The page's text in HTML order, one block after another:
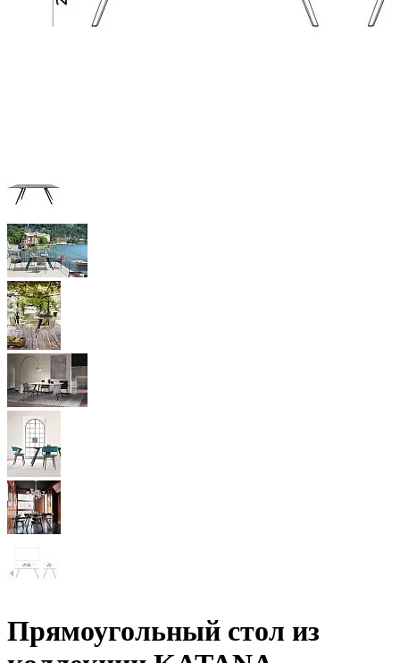
Прямоугольный стол из